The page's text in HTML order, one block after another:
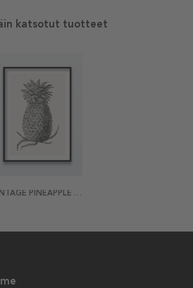
katsotut tuotteet
VINTAGE PINEAPPLE JULISTE